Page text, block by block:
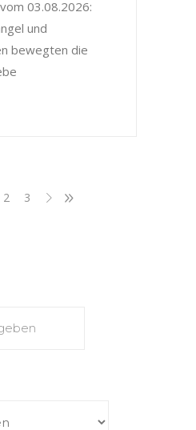
03.08.2026:
und
bewegten die
2 3